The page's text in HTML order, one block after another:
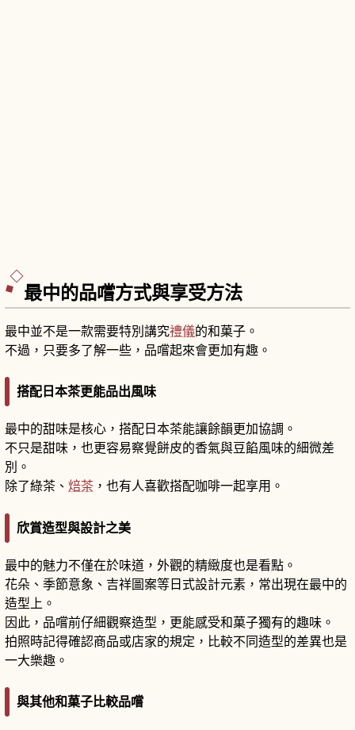
最中的品嚐方式與享受方法
最中並不是一款需要特別講究禮儀的和菓子。
不過，只要多了解一些，品嚐起來會更加有趣。
搭配日本茶更能品出風味
最中的甜味是核心，搭配日本茶能讓餘韻更加協調。
不只是甜味，也更容易察覺餅皮的香氣與豆餡風味的細微差
別。
除了綠茶、 焙茶 ，也有人喜歡搭配咖啡一起享用。
欣賞造型與設計之美
最中的魅力不僅在於味道，外觀的精緻度也是看點。
花朵、季節意象、吉祥圖案等日式設計元素，常出現在最中的
造型上。
因此，品嚐前仔細觀察造型，更能感受和菓子獨有的趣味。
拍照時記得確認商品或店家的規定，比較不同造型的差異也是
一大樂趣。
與其他和菓子比較品嚐